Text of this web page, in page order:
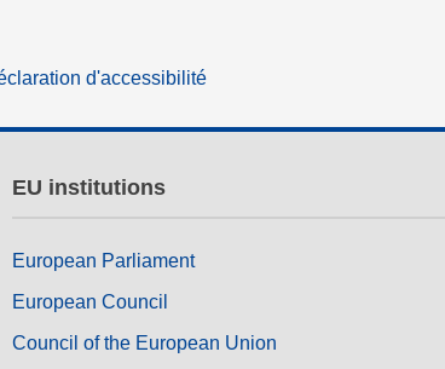
d'accessibilité
EU institutions
European Parliament
European Council
Council of the European Union